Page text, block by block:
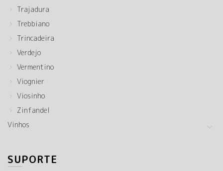
Trajadura
Trebbiano
Trincadeira
Verdejo
Vermentino
Viognier
Viosinho
Zinfandel
Vinhos
SUPORTE